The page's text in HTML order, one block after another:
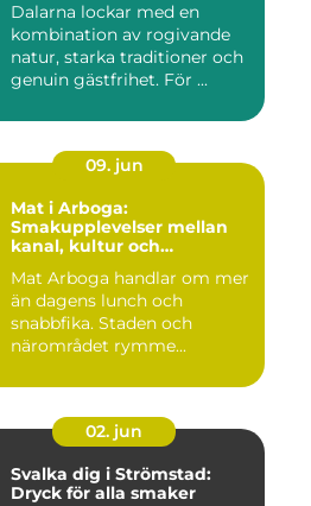
Dalarna lockar med en
kombination av rogivande
natur, starka traditioner och
genuin gästfrihet. För ...
09. jun
Mat i Arboga:
Smakupplevelser mellan
kanal, kultur och
Mat Arboga handlar om mer
än dagens lunch och
snabbfika. Staden och
närområdet rymme...
02. jun
Svalka dig i Strömstad:
Dryck för alla smaker